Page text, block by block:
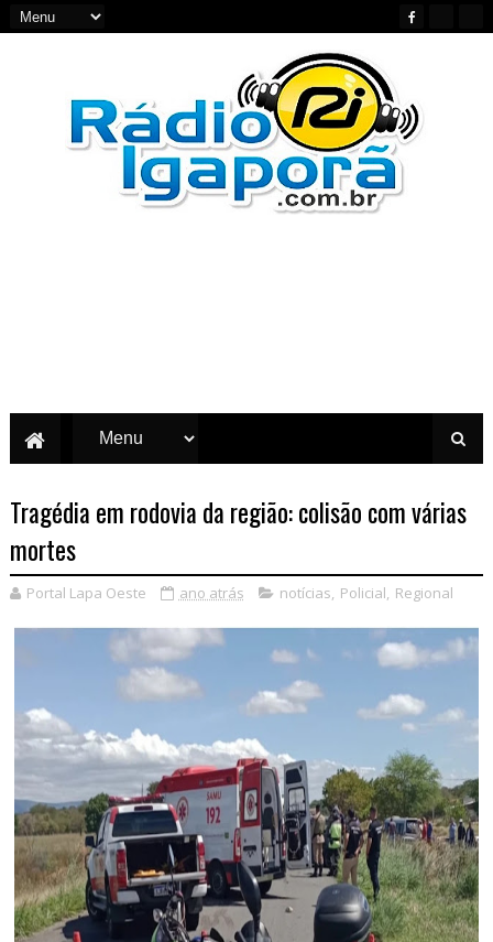
Tragédia em rodovia da região: colisão com várias
mortes
Portal Lapa Oeste ano atrás notícias, Policial, Regional